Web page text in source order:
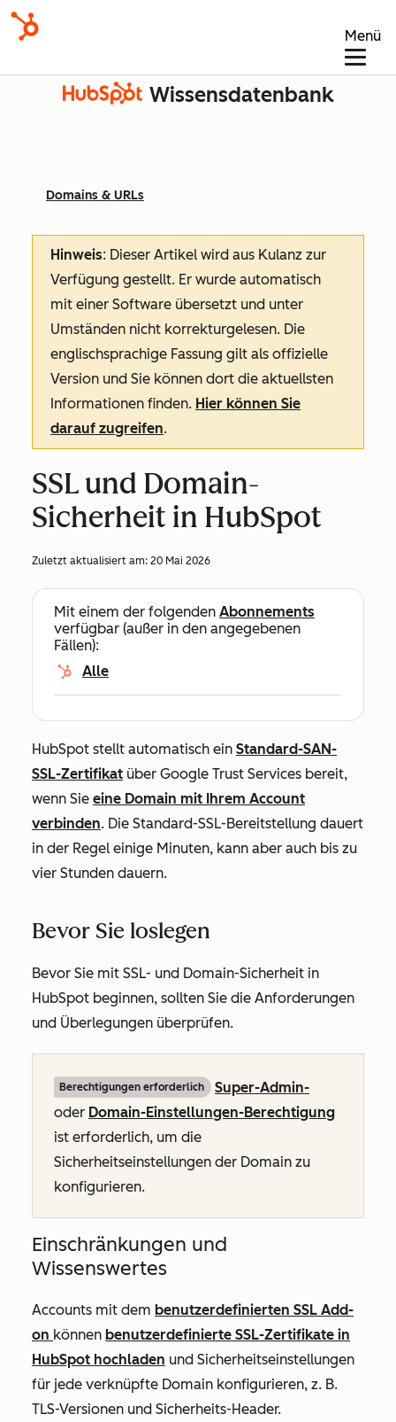
Menü
Wissensdatenbank
Domains & URLs
Hinweis: Dieser Artikel wird aus Kulanz zur
Verfügung gestellt. Er wurde automatisch
mit einer Software übersetzt und unter
Umständen nicht korrekturgelesen. Die
englischsprachige Fassung gilt als offizielle
Version und Sie können dort die aktuellsten
Informationen finden. Hier können Sie
darauf zugreifen.
SSL und Domain-
Sicherheit in HubSpot
Zuletzt aktualisiert am: 20 Mai 2026
Mit einem der folgenden Abonnements
verfügbar (außer in den angegebenen
Fällen):
Alle
HubSpot stellt automatisch ein Standard-SAN-
SSL-Zertifikat über Google Trust Services bereit,
wenn Sie eine Domain mit Ihrem Account
verbinden. Die Standard-SSL-Bereitstellung dauert
in der Regel einige Minuten, kann aber auch bis zu
vier Stunden dauern.
Bevor Sie loslegen
Bevor Sie mit SSL- und Domain-Sicherheit in
HubSpot beginnen, sollten Sie die Anforderungen
und Überlegungen überprüfen.
Berechtigungen erforderlich
Super-Admin-
oder Domain-Einstellungen-Berechtigung
ist erforderlich, um die
Sicherheitseinstellungen der Domain zu
konfigurieren.
Einschränkungen und
Wissenswertes
Accounts mit dem benutzerdefinierten SSL Add-
on können benutzerdefinierte SSL-Zertifikate in
HubSpot hochladen und Sicherheitseinstellungen
für jede verknüpfte Domain konfigurieren, z. B.
TLS-Versionen und Sicherheits-Header.